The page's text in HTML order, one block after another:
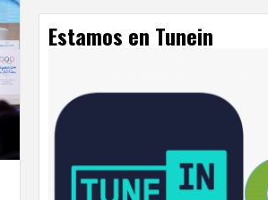
Estamos en Tunein